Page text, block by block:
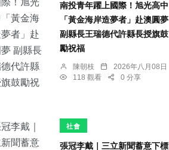
南投青年躍上國際！旭光高中
「黃金海岸造夢者」赴澳圓夢
副縣長王瑞德代許縣長授旗鼓
勵祝福
陳朝枝
2026年八月08日
118 觀看
0 分享
社會
張冠李戴｜三立新聞蓄意下標